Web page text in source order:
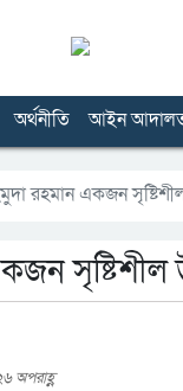
অর্থনীতি আইন
রহমান একজন
সৃষ্টিশীল
অপরাহ্ণ